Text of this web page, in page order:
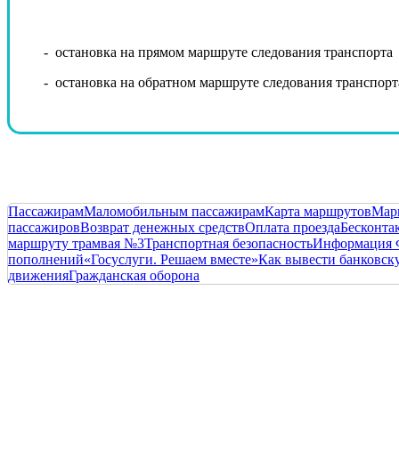
- остановка на прямом маршруте следования транспорта
- остановка на обратном маршруте следования
ПассажирамМаломобильным пассажирамКарта маршрутов
пассажировВозврат денежных средствОплата проезда
маршруту трамвая №3Транспортная безопасностьИнформация
пополнений«Госуслуги. Решаем вместе»Как вывести
движенияГражданская оборона